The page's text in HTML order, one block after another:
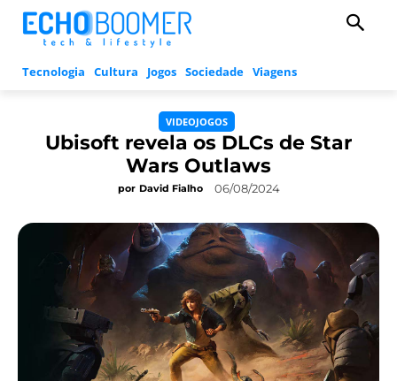
Tecnologia Cultura Jogos Sociedade Viagens
VIDEOJOGOS
Ubisoft revela os DLCs de Star
Wars Outlaws
por David Fialho 06/08/2024